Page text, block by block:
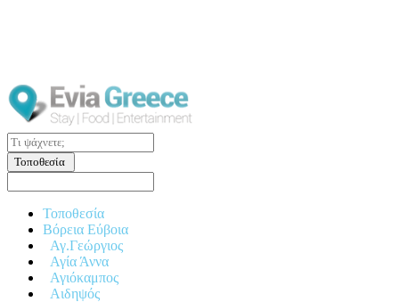
Τοποθεσία
Τοποθεσία
Βόρεια Εύβοια
Αγ.Γεώργιος
Αγία Άννα
Αγιόκαμπος
Αιδηψός